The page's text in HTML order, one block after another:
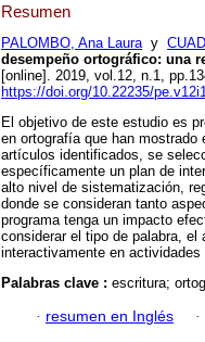
Resumen
PALOMBO, Ana Lauray
desempeño ortográfico: una
[online]. 2019, vol.12, n.1,
https://doi.org/10.22235/
El objetivo de este estudio es
en ortografía que han mostrado
artículos identificados, se
específicamente un plan de
alto nivel de sistematización,
donde se consideran tanto
programa tenga un impacto
considerar el tipo de palabra,
interactivamente en
Palabras clave : escritura;
· resumen en Inglés ·